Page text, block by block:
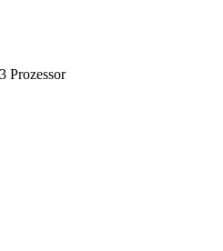
Prozessor